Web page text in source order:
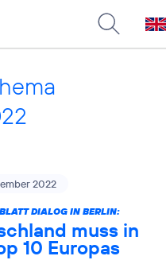
2022
DIALOG IN BERLIN:
muss in
10 Europas